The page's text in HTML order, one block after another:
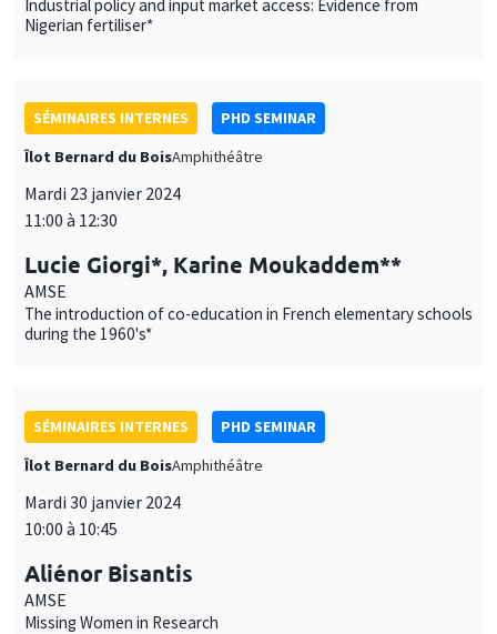
Industrial policy and input market access: Evidence from
Nigerian fertiliser*
SÉMINAIRES INTERNES
PHD SEMINAR
Îlot Bernard du BoisAmphithéâtre
Mardi 23 janvier 2024
11:00 à 12:30
Lucie Giorgi*, Karine Moukaddem**
AMSE
The introduction of co-education in French elementary schools
during the 1960's*
SÉMINAIRES INTERNES
PHD SEMINAR
Îlot Bernard du BoisAmphithéâtre
Mardi 30 janvier 2024
10:00 à 10:45
Aliénor Bisantis
AMSE
Missing Women in Research